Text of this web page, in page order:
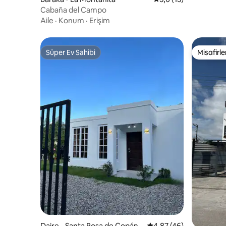
Cabaña del Campo
Aile · Konum · Erişim
Süper Ev Sahibi
Süper Ev Sahibi